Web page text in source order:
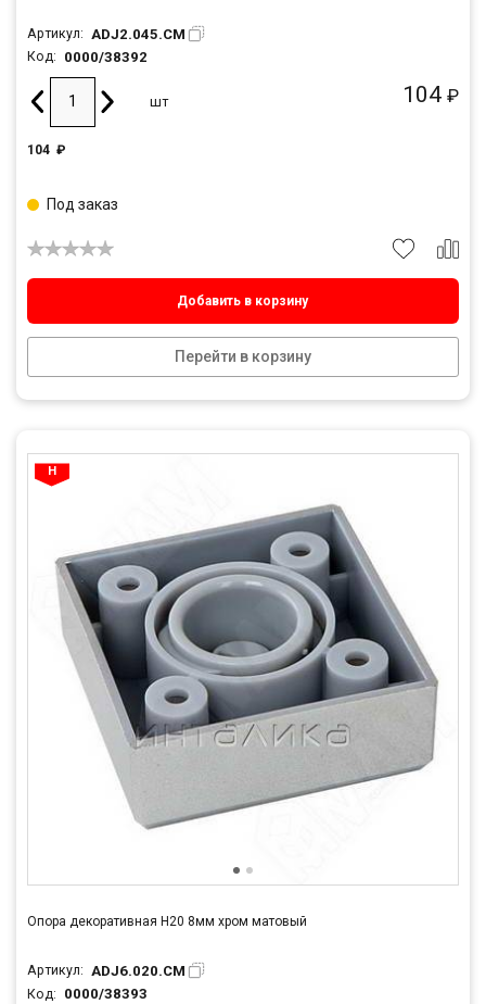
Артикул: ADJ2.045.CM
Код: 0000/38392
104 ₽
шт
104 ₽
Добавить в корзину
Перейти в корзину
Под заказ
Опора декоративная Н20 8мм хром матовый
Артикул: ADJ6.020.CM
Код: 0000/38393